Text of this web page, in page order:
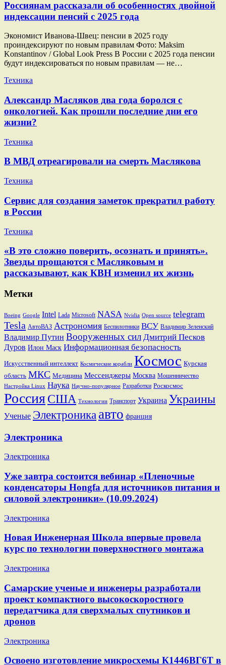
Россиянам рассказали об особенностях двойной
индексации пенсий с 2025 года
Экономист Иванова-Швец: пенсии в 2025 году
проиндексируют по новым правилам Фото: Maksim
Konstantinov / Global Look Press В России с 2025 года пенсии
будут индексироваться по новым правилам — не…
Техника
Александр Масляков два года боролся с
онкологией. Как прошли последние дни его
жизни?
Техника
В МВД отреагировали на смерть Маслякова
Техника
Сервис для создания заметок прекратил работу
в России
Техника
«В это сложно поверить, осознать и принять».
Звезды прощаются с Масляковым и
рассказывают, как КВН изменил их жизнь
Метки
Boeing Google Intel Lada Microsoft NASA Nvidia Open source telegram
Tesla АвтоВАЗ Астрономия Беспилотники ВСУ Владимир Зеленский
Владимир Путин Вооруженных сил Дмитрий Песков
Дуров Илон Маск Информационная безопасность
Искусственный интеллект Космические корабли Космос Курская
область МКС Медицина Мессенджеры Москва Мошенничество
Настройка Linux Наука Научно-популярное Разработки Роскосмос
РоссияСША Технологии Транспорт Украина Украины
Ученые Электроника авто франция
Электроника
Электроника
Уже завтра состоится вебинар «Пленочные
конденсаторы Hongfa для источников питания и
силовой электроники» (10.09.2024)
Электроника
Новая Инженерная Школа впервые провела
курс по технологии поверхностного монтажа
Электроника
Самарские ученые и инженеры разработали
проект компактного высокоскоростного
передатчика для сверхмалых спутников и
дронов
Электроника
Освоено изготовление микросхемы К1446ВГ6Т в